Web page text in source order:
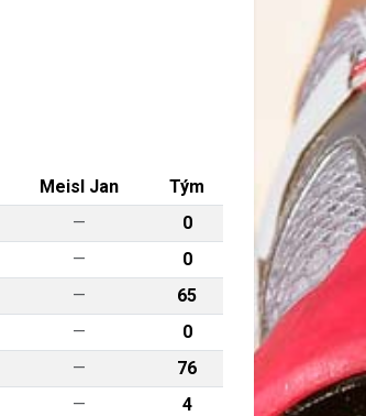
Meisl Jan
Tým
—
0
—
0
—
65
—
0
—
76
—
4